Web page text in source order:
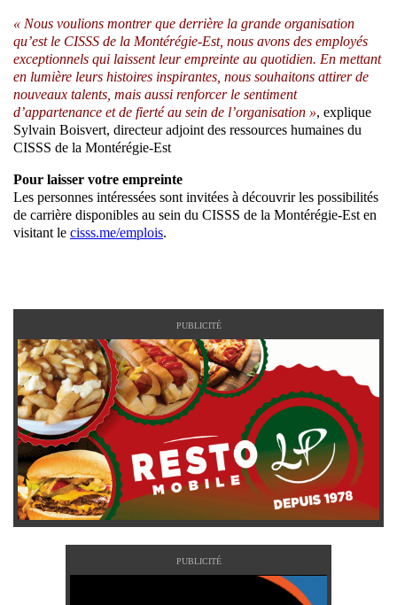
« Nous voulions montrer que derrière la grande organisation
qu’est le CISSS de la Montérégie-Est, nous avons des employés
exceptionnels qui laissent leur empreinte au quotidien. En mettant
en lumière leurs histoires inspirantes, nous souhaitons attirer de
nouveaux talents, mais aussi renforcer le sentiment
d’appartenance et de fierté au sein de l’organisation », explique
Sylvain Boisvert, directeur adjoint des ressources humaines du
CISSS de la Montérégie-Est
Pour laisser votre empreinte
Les personnes intéressées sont invitées à découvrir les possibilités
de carrière disponibles au sein du CISSS de la Montérégie-Est en
visitant le cisss.me/emplois.
PUBLICITÉ
PUBLICITÉ